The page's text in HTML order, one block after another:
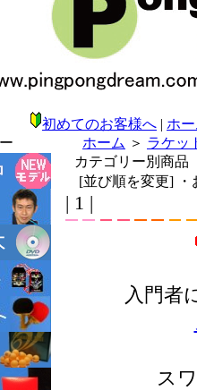
初めてのお客様へ | ホ
ホーム ＞ ラケッ
カテゴリー別商品
[並び順を変更]
| 1 |
入門者
ス